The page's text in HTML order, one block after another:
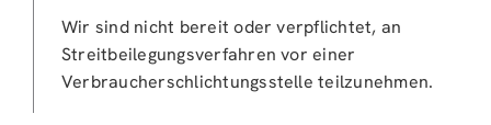
Wir sind nicht bereit oder verpflichtet, an
Streitbeilegungsverfahren vor einer
Verbraucherschlichtungsstelle teilzunehmen.